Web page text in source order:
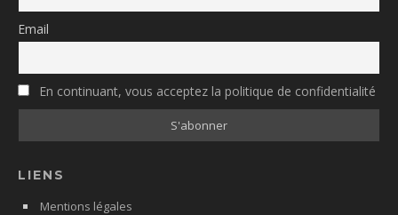
Email
En continuant, vous acceptez la politique de confidentialité
LIENS
Mentions légales